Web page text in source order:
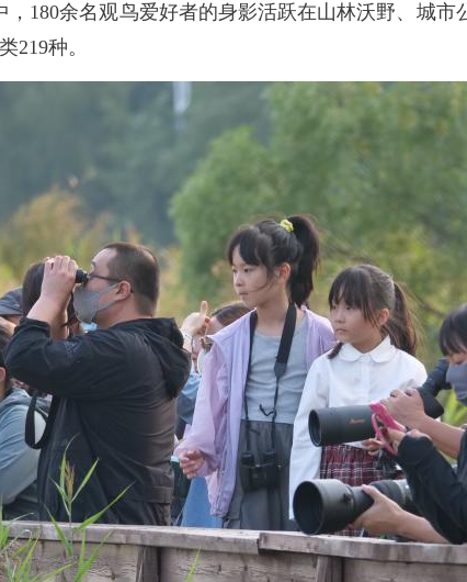
余名观鸟爱好者的身影活跃在山林沃野、城市
219种。